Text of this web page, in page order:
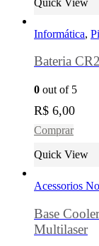
Informática,
Bateria
0 out of 5
R$ 6,00
Comprar
Quick View
Acessorios
Base
Multilaser